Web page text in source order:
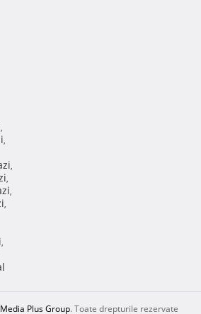
,
,
,
,
,
,
,
Plus Group. Toate drepturile rezervate